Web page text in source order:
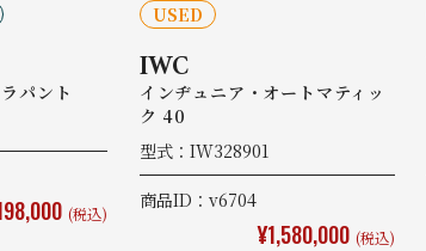
パント
(税込)
USED
IWC
インヂュニア・オートマティッ
ク 40
型式：IW328901
商品ID：v6704
¥1,580,000 (税込)